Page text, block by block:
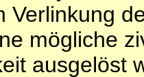
Verlinkung
mögliche
ausgelöst